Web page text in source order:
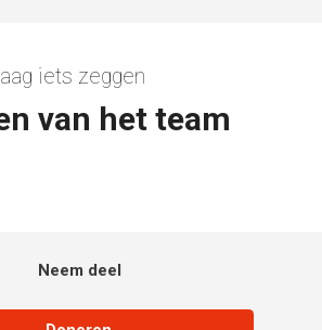
iets zeggen
van het team
Neem deel